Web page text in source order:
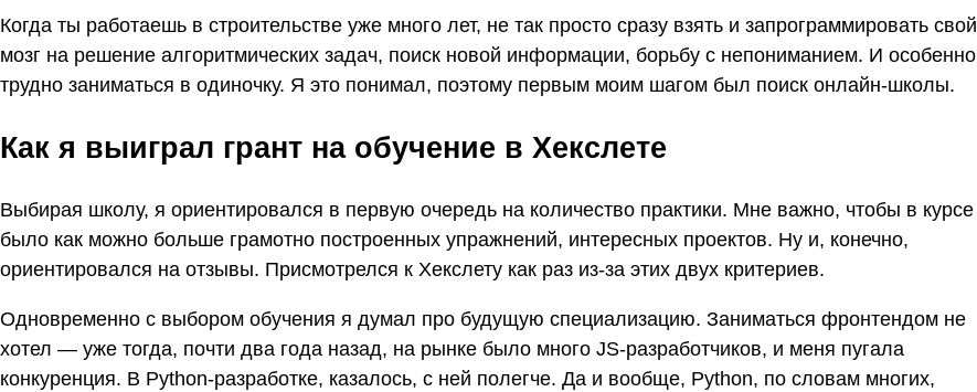
Когда ты работаешь в строительстве уже много лет, не так просто сразу взять и запрограммировать свой
мозг на решение алгоритмических задач, поиск новой информации, борьбу с непониманием. И особенно
трудно заниматься в одиночку. Я это понимал, поэтому первым моим шагом был поиск онлайн-школы.
Как я выиграл грант на обучение в Хекслете
Выбирая школу, я ориентировался в первую очередь на количество практики. Мне важно, чтобы в курсе
было как можно больше грамотно построенных упражнений, интересных проектов. Ну и, конечно,
ориентировался на отзывы. Присмотрелся к Хекслету как раз из-за этих двух критериев.
Одновременно с выбором обучения я думал про будущую специализацию. Заниматься фронтендом не
хотел — уже тогда, почти два года назад, на рынке было много JS-разработчиков, и меня пугала
конкуренция. В Python-разработке, казалось, с ней полегче. Да и вообще, Python, по словам многих,